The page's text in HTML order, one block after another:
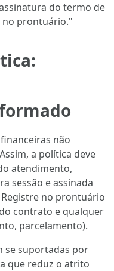
do termo de
no prontuário."
não
a política deve
atendimento,
sessão e assinada
no prontuário
contrato e qualquer
parcelamento).
se suportadas por
que reduz o atrito